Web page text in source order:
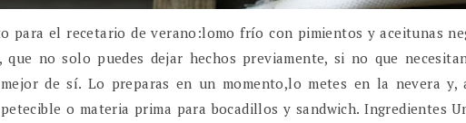
para el recetario de verano:lomo frío con pimientos y aceitunas
que no solo puedes dejar hechos previamente, si no que
de sí. Lo preparas en un momento,lo metes en la nevera y,
o materia prima para bocadillos y sandwich. Ingredientes